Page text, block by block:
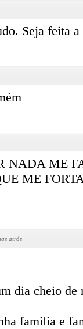
Seja feita
NADA ME
ME
atrás
dia cheio de
familia e